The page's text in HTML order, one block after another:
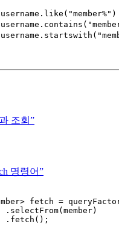
username . like ( "member%" )
username . contains ( "
username . startswith ( "
조회”
명령어”
> fetch =
. selectFrom( member)
. fetch () ;